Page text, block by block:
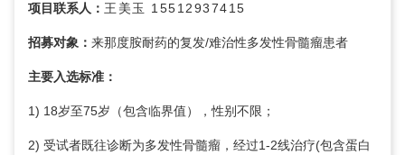
项目联系人： 王美玉 15512937415
招募对象： 来那度胺耐药的复发/难治性多发性骨髓瘤患者
主要入选标准：
1) 18岁至75岁（包含临界值），性别不限；
2) 受试者既往诊断为多发性骨髓瘤，经过1-2线治疗(包含蛋白